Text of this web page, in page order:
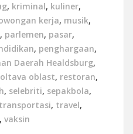
, kriminal, kuliner,
kerja, musik,
, parlemen, pasar,
, penghargaan,
Daerah Healdsburg,
oblast, restoran,
, selebriti, sepakbola,
transportasi, travel,
, vaksin